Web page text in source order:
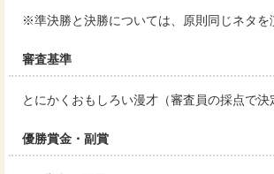
※準決勝と決勝については、原則同じネタを
審査基準
とにかくおもしろい漫才（審査員の採点で決
優勝賞金・副賞